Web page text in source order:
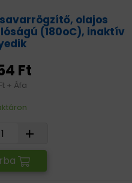
olajos
(180oC), inaktív
Ft
+ Áfa
+